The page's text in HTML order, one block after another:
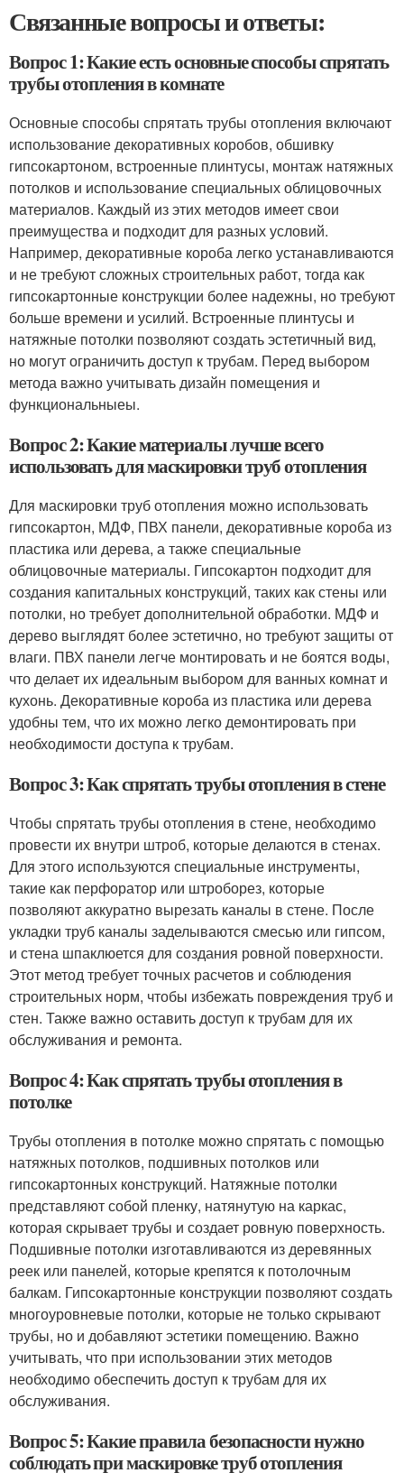
Связанные вопросы и ответы:
Вопрос 1: Какие есть основные способы спрятать
трубы отопления в комнате
Основные способы спрятать трубы отопления включают
использование декоративных коробов, обшивку
гипсокартоном, встроенные плинтусы, монтаж натяжных
потолков и использование специальных облицовочных
материалов. Каждый из этих методов имеет свои
преимущества и подходит для разных условий.
Например, декоративные короба легко устанавливаются
и не требуют сложных строительных работ, тогда как
гипсокартонные конструкции более надежны, но требуют
больше времени и усилий. Встроенные плинтусы и
натяжные потолки позволяют создать эстетичный вид,
но могут ограничить доступ к трубам. Перед выбором
метода важно учитывать дизайн помещения и
функциональныеы.
Вопрос 2: Какие материалы лучше всего
использовать для маскировки труб отопления
Для маскировки труб отопления можно использовать
гипсокартон, МДФ, ПВХ панели, декоративные короба из
пластика или дерева, а также специальные
облицовочные материалы. Гипсокартон подходит для
создания капитальных конструкций, таких как стены или
потолки, но требует дополнительной обработки. МДФ и
дерево выглядят более эстетично, но требуют защиты от
влаги. ПВХ панели легче монтировать и не боятся воды,
что делает их идеальным выбором для ванных комнат и
кухонь. Декоративные короба из пластика или дерева
удобны тем, что их можно легко демонтировать при
необходимости доступа к трубам.
Вопрос 3: Как спрятать трубы отопления в стене
Чтобы спрятать трубы отопления в стене, необходимо
провести их внутри штроб, которые делаются в стенах.
Для этого используются специальные инструменты,
такие как перфоратор или штроборез, которые
позволяют аккуратно вырезать каналы в стене. После
укладки труб каналы заделываются смесью или гипсом,
и стена шпаклюется для создания ровной поверхности.
Этот метод требует точных расчетов и соблюдения
строительных норм, чтобы избежать повреждения труб и
стен. Также важно оставить доступ к трубам для их
обслуживания и ремонта.
Вопрос 4: Как спрятать трубы отопления в
потолке
Трубы отопления в потолке можно спрятать с помощью
натяжных потолков, подшивных потолков или
гипсокартонных конструкций. Натяжные потолки
представляют собой пленку, натянутую на каркас,
которая скрывает трубы и создает ровную поверхность.
Подшивные потолки изготавливаются из деревянных
реек или панелей, которые крепятся к потолочным
балкам. Гипсокартонные конструкции позволяют создать
многоуровневые потолки, которые не только скрывают
трубы, но и добавляют эстетики помещению. Важно
учитывать, что при использовании этих методов
необходимо обеспечить доступ к трубам для их
обслуживания.
Вопрос 5: Какие правила безопасности нужно
соблюдать при маскировке труб отопления